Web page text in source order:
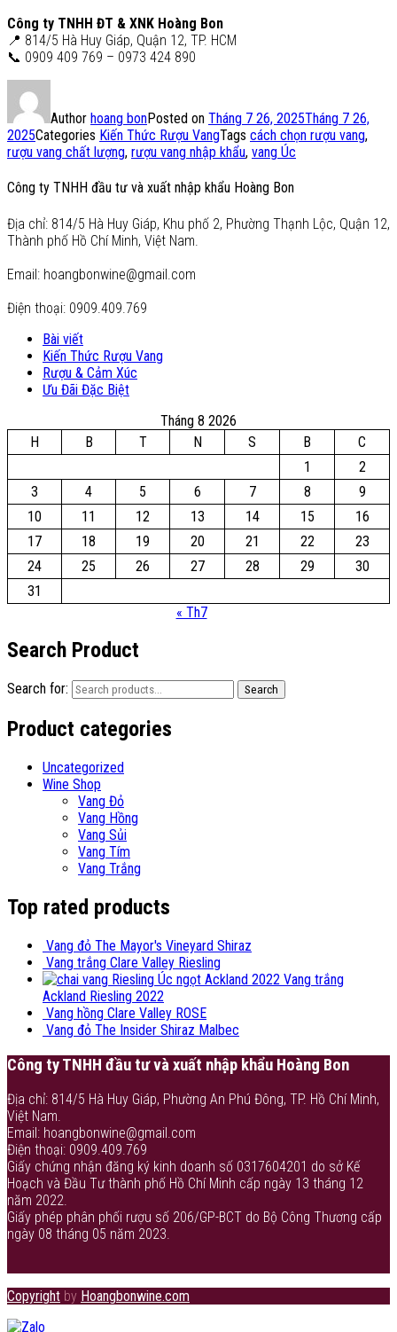
Công ty TNHH ĐT & XNK Hoàng Bon
📍 814/5 Hà Huy Giáp, Quận 12, TP. HCM
📞 0909 409 769 – 0973 424 890
Author hoang bonPosted on Tháng 7 26, 2025Tháng 7 26,
2025Categories Kiến Thức Rượu VangTags cách chọn rượu vang,
rượu vang chất lượng, rượu vang nhập khẩu, vang Úc
Công ty TNHH đầu tư và xuất nhập khẩu Hoàng Bon
Địa chỉ: 814/5 Hà Huy Giáp, Khu phố 2, Phường Thạnh Lộc, Quận 12,
Thành phố Hồ Chí Minh, Việt Nam.
Email: hoangbonwine@gmail.com
Điện thoại: 0909.409.769
Bài viết
Kiến Thức Rượu Vang
Rượu & Cảm Xúc
Ưu Đãi Đặc Biệt
Tháng 8 2026
H
B T N S B
C
1
2
3
4 5 6 7 8
9
10
11 12 13 14 15
16
17
18 19 20 21 22
23
24
25 26 27 28 29
30
31
« Th7
Search Product
Search for: Search
Product categories
Uncategorized
Wine Shop
Vang Đỏ
Vang Hồng
Vang Sủi
Vang Tím
Vang Trắng
Top rated products
Vang đỏ The Mayor's Vineyard Shiraz
Vang trắng Clare Valley Riesling
Vang trắng
Ackland Riesling 2022
Vang hồng Clare Valley ROSE
Vang đỏ The Insider Shiraz Malbec
Công ty TNHH đầu tư và xuất nhập khẩu Hoàng Bon
Địa chỉ: 814/5 Hà Huy Giáp, Phường An Phú Đông, TP. Hồ Chí Minh,
Việt Nam.
Email: hoangbonwine@gmail.com
Điện thoại: 0909.409.769
Giấy chứng nhận đăng ký kinh doanh số 0317604201 do sở Kế
Hoạch và Đầu Tư thành phố Hồ Chí Minh cấp ngày 13 tháng 12
năm 2022.
Giấy phép phân phối rượu số 206/GP-BCT do Bộ Công Thương cấp
ngày 08 tháng 05 năm 2023.
Copyright by Hoangbonwine.com